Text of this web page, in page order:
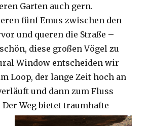
Garten auch gern.
fünf Emus zwischen den
und queren die Straße –
diese großen Vögel zu
Window entscheiden wir
Loop, der lange Zeit hoch an
und dann zum Fluss
Weg bietet traumhafte